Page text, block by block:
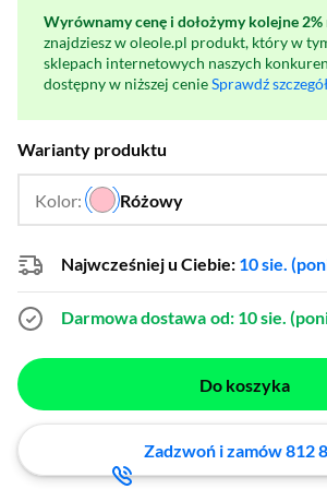
Wyrównamy cenę i dołożymy kolejne 2%
znajdziesz w oleole.pl produkt, który w
sklepach internetowych naszych
dostępny w niższej cenieSprawdź
Warianty produktu
Kolor: Różowy
Najwcześniej u Ciebie: 10 sie.
Darmowa dostawa od: 10 sie.
Do koszyka
Zadzwoń i zamów 812